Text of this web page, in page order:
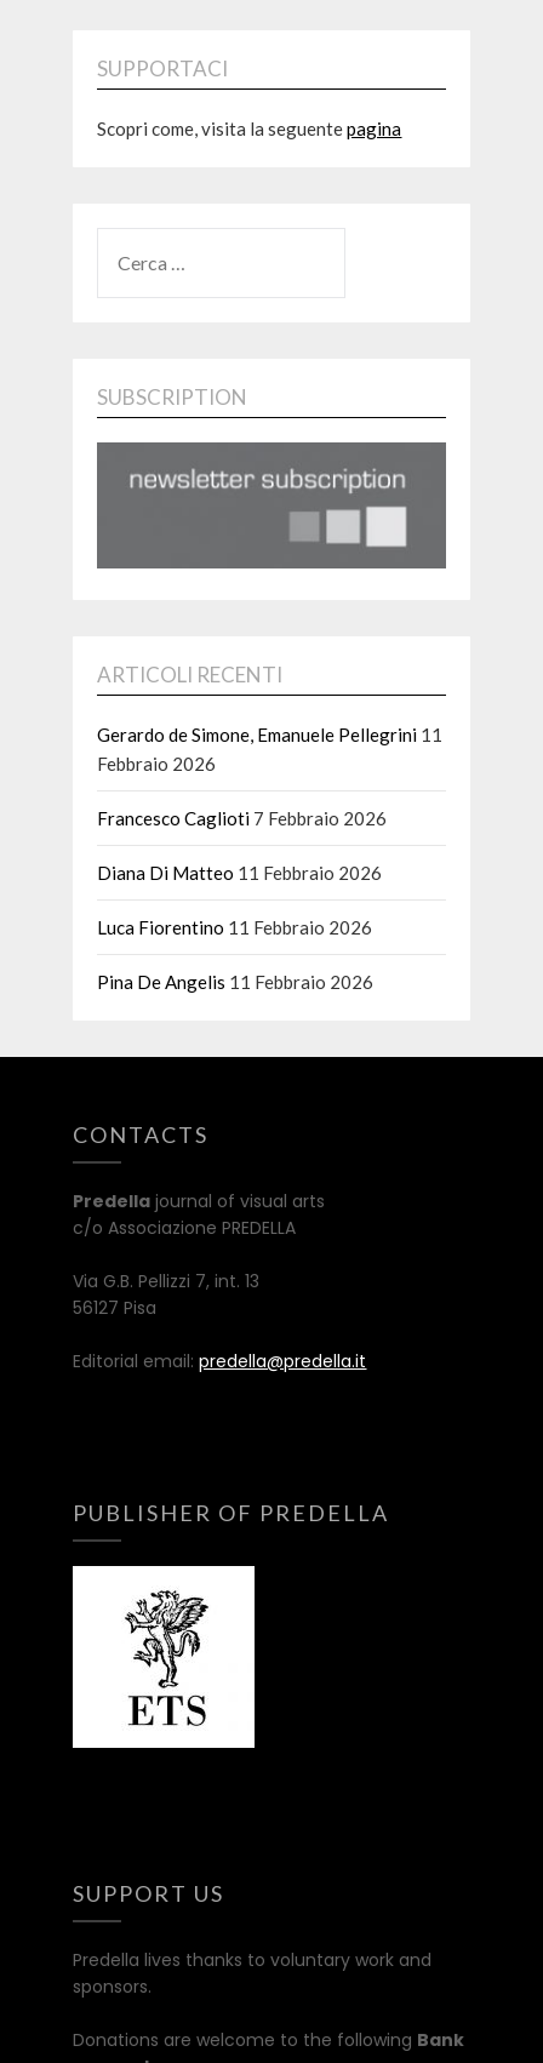
SUPPORTACI
Scopri come, visita la seguentepagina
PER:
SUBSCRIPTION
ARTICOLI RECENTI
Gerardo de Simone, Emanuele Pellegrini 11
Febbraio 2026
Francesco Caglioti 7 Febbraio 2026
Diana Di Matteo 11 Febbraio 2026
Luca Fiorentino 11 Febbraio 2026
Pina De Angelis 11 Febbraio 2026
CONTACTS
Predella journal of visual arts
c/o Associazione PREDELLA
Via G.B. Pellizzi 7, int. 13
56127 Pisa
Editorial email:predella@predella.it
PUBLISHER OF PREDELLA
SUPPORT US
Predella lives thanks to voluntary work and
sponsors.
Donations are welcome to the following Bank